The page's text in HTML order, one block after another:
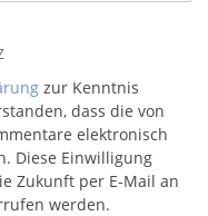
zur Kenntnis
dass die von
elektronisch
Diese Einwilligung
Zukunft per E-Mail an
werden.